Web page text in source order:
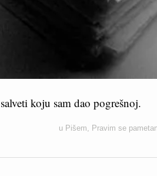
koju sam dao pogrešnoj.
u Pišem, Pravim se